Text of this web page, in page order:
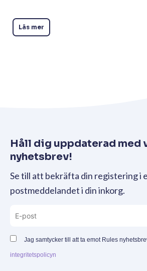
Läs mer
Håll dig uppdaterad med
nyhetsbrev!
Se till att bekräfta din registering i
postmeddelandet i din inkorg.
Jag samtycker till att ta emot Rules
integritetspolicyn